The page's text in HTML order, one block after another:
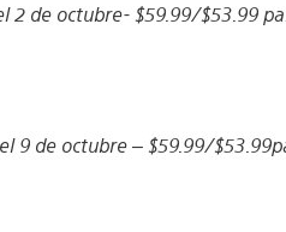
2 de octubre- $59.99/$53.99
9 de octubre – $59.99/